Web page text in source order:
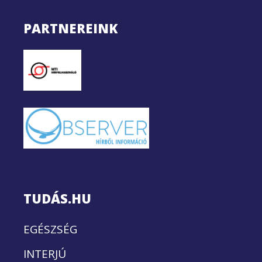
PARTNEREINK
TUDÁS.HU
EGÉSZSÉG
INTERJÚ